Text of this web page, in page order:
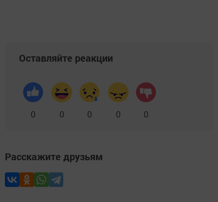
Оставляйте реакции
0 0 0 0 0
Расскажите друзьям